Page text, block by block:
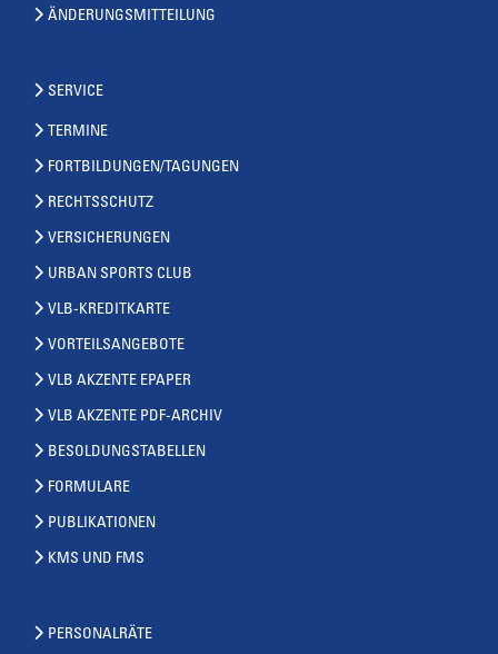
ÄNDERUNGSMITTEILUNG
SERVICE
TERMINE
FORTBILDUNGEN/TAGUNGEN
RECHTSSCHUTZ
VERSICHERUNGEN
URBAN SPORTS CLUB
VLB-KREDITKARTE
VORTEILSANGEBOTE
VLB AKZENTE EPAPER
VLB AKZENTE PDF-ARCHIV
BESOLDUNGSTABELLEN
FORMULARE
PUBLIKATIONEN
KMS UND FMS
PERSONALRÄTE